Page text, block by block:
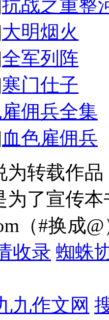
抗战之重整
大明烟火
全军列阵
寒门仕子
佣兵全集
血色雇佣兵
为转载作
为了宣传
（#换成
收录 蜘蛛
九作文网